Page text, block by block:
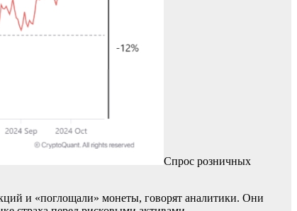
Спрос розничных
и «поглощали» монеты, говорят аналитики. Они